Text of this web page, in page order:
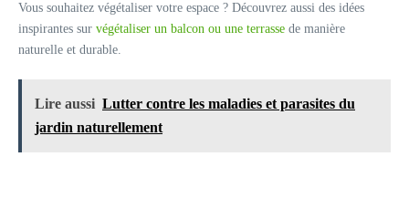
Vous souhaitez végétaliser votre espace ? Découvrez aussi des idées
inspirantes sur végétaliser un balcon ou une terrasse de manière
naturelle et durable.
Lire aussi Lutter contre les maladies et parasites du
jardin naturellement